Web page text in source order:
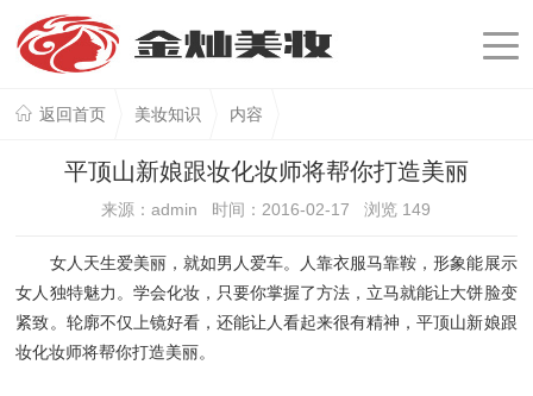
返回首页 美妆知识 内容
平顶山新娘跟妆化妆师将帮你打造美丽
来源：admin 时间：2016-02-17 浏览 149
女人天生爱美丽，就如男人爱车。人靠衣服马靠鞍，形象能展示
女人独特魅力。学会化妆，只要你掌握了方法，立马就能让大饼脸变
紧致。轮廓不仅上镜好看，还能让人看起来很有精神，平顶山新娘跟
妆化妆师将帮你打造美丽。